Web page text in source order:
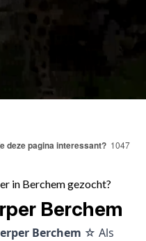
deze pagina interessant? 1047
in Berchem gezocht?
Berchem
Berchem ☆ Als